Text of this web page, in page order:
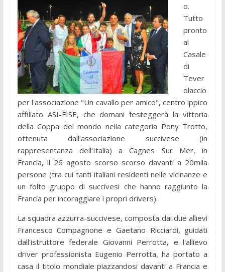
o.
Tutto
pronto
al
Casale
di
Tever
olaccio
per l'associazione "Un cavallo per amico", centro ippico
affiliato ASI-FISE, che domani festeggerà la vittoria
della Coppa del mondo nella categoria Pony Trotto,
ottenuta dall'associazione succivese (in
rappresentanza dell'Italia) a Cagnes Sur Mer, in
Francia, il 26 agosto scorso scorso davanti a 20mila
persone (tra cui tanti italiani residenti nelle vicinanze e
un folto gruppo di succivesi che hanno raggiunto la
Francia per incoraggiare i propri drivers).
La squadra azzurra-succivese, composta dai due allievi
Francesco Compagnone e Gaetano Ricciardi, guidati
dall'istruttore federale Giovanni Perrotta, e l'allievo
driver professionista Eugenio Perrotta, ha portato a
casa il titolo mondiale piazzandosi davanti a Francia e